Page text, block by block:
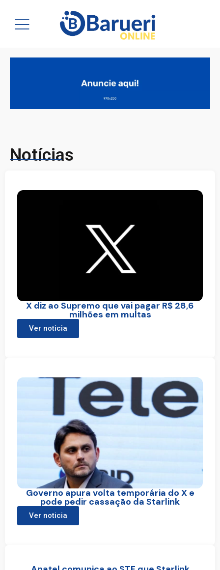
Notícias
X diz ao Supremo que vai pagar R$ 28,6
milhões em multas
Ver noticia
Governo apura volta temporária do X e
pode pedir cassação da Starlink
Ver noticia